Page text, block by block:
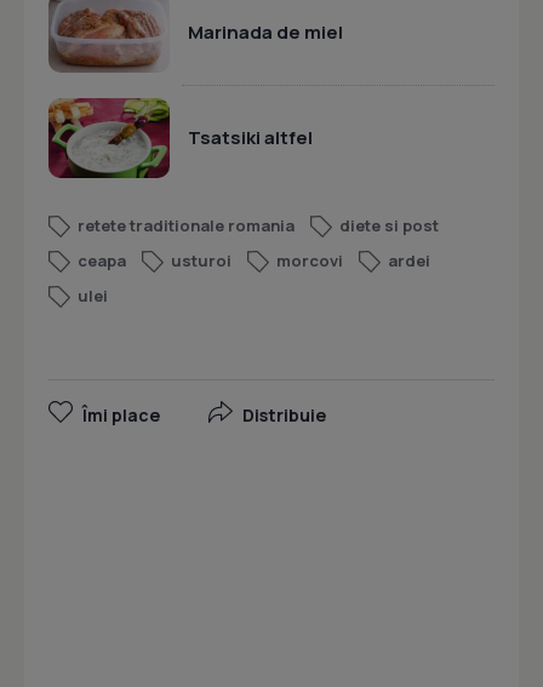
Marinada de miel
Tsatsiki altfel
retete traditionale romania
diete si post
ceapa
usturoi morcovi
ardei
ulei
Îmi place Distribuie